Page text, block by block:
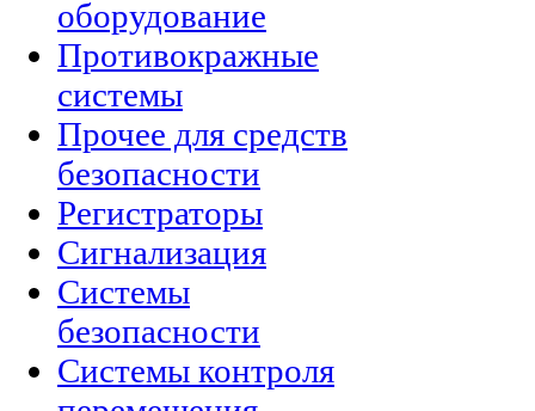
оборудование
Противокражные
системы
Прочее для средств
безопасности
Регистраторы
Сигнализация
Системы
безопасности
Системы контроля